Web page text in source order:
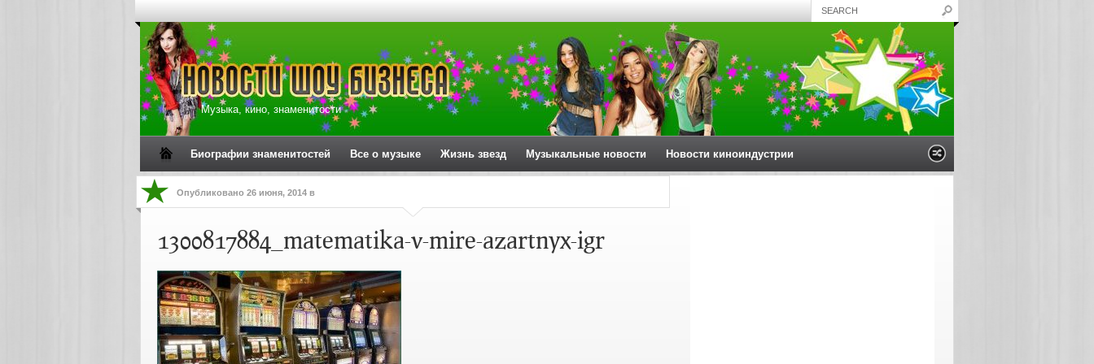
Музыка, кино, знаменитости
Биографии знаменитостей Все о музыке Жизнь звезд Музыкальные новости Новости киноиндустрии
Опубликовано 26 июня, 2014 в
1300817884_matematika-v-mire-azartnyx-igr